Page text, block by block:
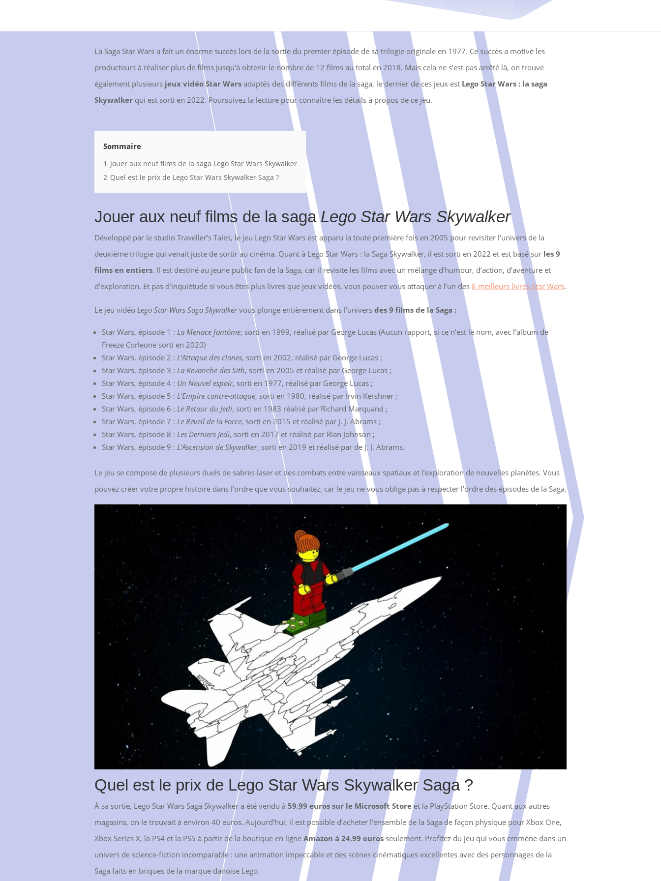
La Saga Star Wars a fait un énorme succès lors de la sortie du premier épisode de sa trilogie originale en 1977. Ce succès a motivé les
producteurs à réaliser plus de films jusqu’à obtenir le nombre de 12 films au total en 2018. Mais cela ne s’est pas arrêté là, on trouve
également plusieurs jeux vidéo Star Wars adaptés des différents films de la saga, le dernier de ces jeux est Lego Star Wars : la saga
Skywalker qui est sorti en 2022. Poursuivez la lecture pour connaître les détails à propos de ce jeu.
Sommaire
1 Jouer aux neuf films de la saga Lego Star Wars Skywalker
2 Quel est le prix de Lego Star Wars Skywalker Saga ?
Jouer aux neuf films de la sagaLego Star Wars Skywalker
Développé par le studio Traveller’s Tales, le jeu Lego Star Wars est apparu la toute première fois en 2005 pour revisiter l’univers de la
deuxième trilogie qui venait juste de sortir au cinéma. Quant à Lego Star Wars : la Saga Skywalker, il est sorti en 2022 et est basé sur les 9
films en entiers. Il est destiné au jeune public fan de la Saga, car il revisite les films avec un mélange d’humour, d’action, d’aventure et
d’exploration. Et pas d’inquiétude si vous êtes plus livres que jeux vidéos, vous pouvez vous attaquer à l’un des 8 meilleurs livres Star Wars.
Le jeu vidéo Lego Star Wars Saga Skywalkervous plonge entièrement dans l’univers des 9 films de la Saga :
Star Wars, épisode 1 : La Menace fantôme, sorti en 1999, réalisé par George Lucas (Aucun rapport, si ce n’est le nom, avec l’album de
Freeze Corleone sorti en 2020)
Star Wars, épisode 2 : L’Attaque des clones, sorti en 2002, réalisé par George Lucas ;
Star Wars, épisode 3 : La Revanche des Sith, sorti en 2005 et réalisé par George Lucas ;
Star Wars, épisode 4 : Un Nouvel espoir, sorti en 1977, réalisé par George Lucas ;
Star Wars, épisode 5 : L’Empire contre-attaque, sorti en 1980, réalisé par Irvin Kershner ;
Star Wars, épisode 6 : Le Retour du Jedi, sorti en 1983 réalisé par Richard Marquand ;
Star Wars, épisode 7 : Le Réveil de la Force, sorti en 2015 et réalisé par J. J. Abrams ;
Star Wars, épisode 8 : Les Derniers Jedi, sorti en 2017 et réalisé par Rian Johnson ;
Star Wars, épisode 9 : L’Ascension de Skywalker, sorti en 2019 et réalisé par de J. J. Abrams.
Le jeu se compose de plusieurs duels de sabres laser et des combats entre vaisseaux spatiaux et l’exploration de nouvelles planètes. Vous
pouvez créer votre propre histoire dans l’ordre que vous souhaitez, car le jeu ne vous oblige pas à respecter l’ordre des épisodes de la Saga.
Quel est le prix de Lego Star Wars Skywalker Saga ?
À sa sortie, Lego Star Wars Saga Skywalker a été vendu à 59.99 euros sur le Microsoft Storeet la PlayStation Store. Quant aux autres
magasins, on le trouvait à environ 40 euros. Aujourd’hui, il est possible d’acheter l’ensemble de la Saga de façon physique pour Xbox One,
Xbox Series X, la PS4 et la PS5 à partir de la boutique en ligne Amazon à 24.99 euros seulement. Profitez du jeu qui vous emmène dans un
univers de science-fiction incomparable : une animation impeccable et des scènes cinématiques excellentes avec des personnages de la
Saga faits en briques de la marque danoise Lego.